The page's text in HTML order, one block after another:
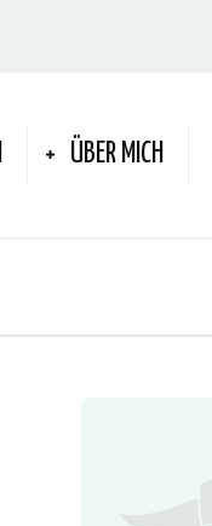
ÜBER MICH